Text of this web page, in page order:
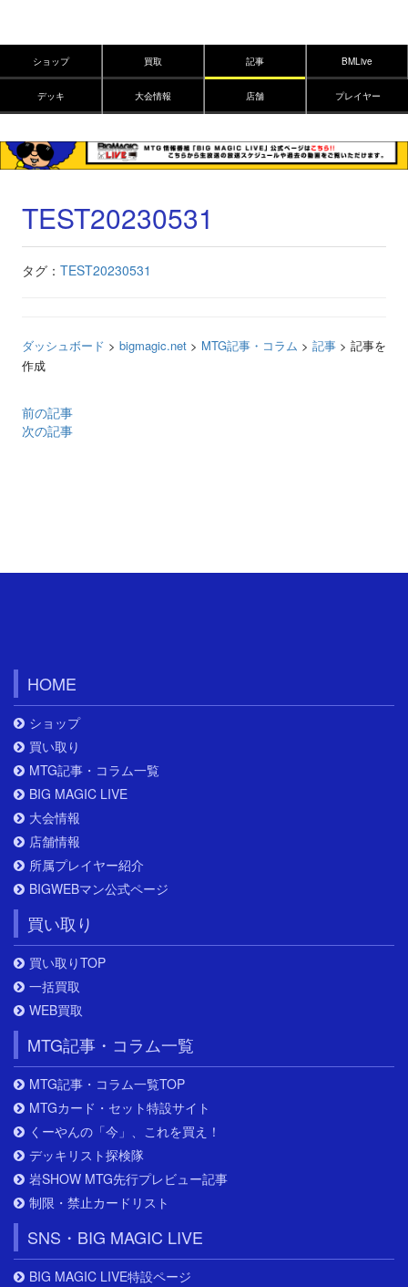
ショップ 買取 記事 BMLive
デッキ 大会情報 店舗 プレイヤー
TEST20230531
タグ： TEST20230531
ダッシュボード > bigmagic.net > MTG記事・コラム > 記事 > 記事を
作成
前の記事
次の記事
HOME
ショップ
買い取り
MTG記事・コラム一覧
BIG MAGIC LIVE
大会情報
店舗情報
所属プレイヤー紹介
BIGWEBマン公式ページ
買い取り
買い取りTOP
一括買取
WEB買取
MTG記事・コラム一覧
MTG記事・コラム一覧TOP
MTGカード・セット特設サイト
くーやんの「今」、これを買え！
デッキリスト探検隊
岩SHOW MTG先行プレビュー記事
制限・禁止カードリスト
SNS・BIG MAGIC LIVE
BIG MAGIC LIVE特設ページ